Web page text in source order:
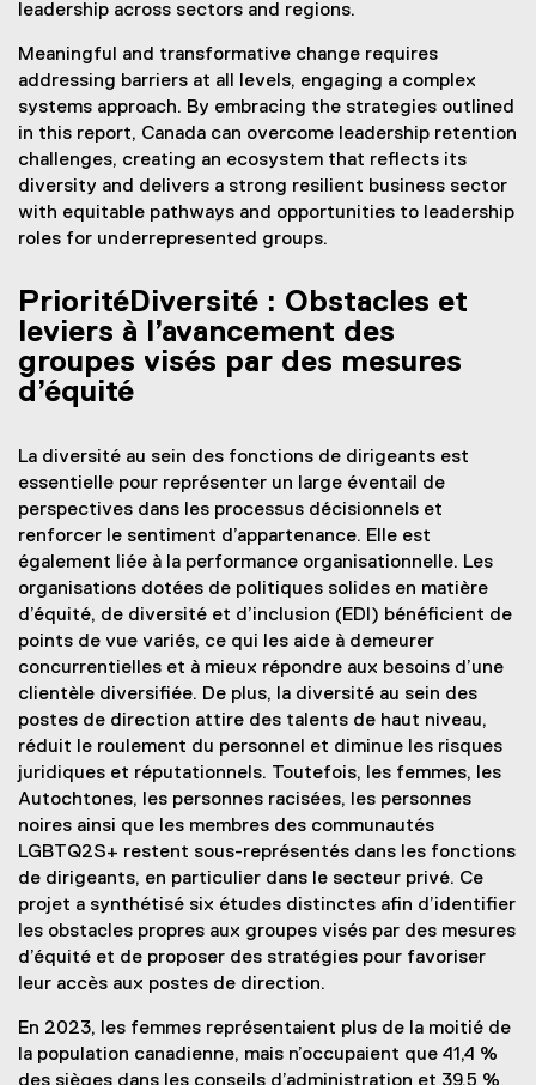
leadership across sectors and regions.
Meaningful and transformative change requires
addressing barriers at all levels, engaging a complex
systems approach. By embracing the strategies outlined
in this report, Canada can overcome leadership retention
challenges, creating an ecosystem that reflects its
diversity and delivers a strong resilient business sector
with equitable pathways and opportunities to leadership
roles for underrepresented groups.
PrioritéDiversité : Obstacles et
leviers à l’avancement des
groupes visés par des mesures
d’équité
La diversité au sein des fonctions de dirigeants est
essentielle pour représenter un large éventail de
perspectives dans les processus décisionnels et
renforcer le sentiment d’appartenance. Elle est
également liée à la performance organisationnelle. Les
organisations dotées de politiques solides en matière
d’équité, de diversité et d’inclusion (EDI) bénéficient de
points de vue variés, ce qui les aide à demeurer
concurrentielles et à mieux répondre aux besoins d’une
clientèle diversifiée. De plus, la diversité au sein des
postes de direction attire des talents de haut niveau,
réduit le roulement du personnel et diminue les risques
juridiques et réputationnels. Toutefois, les femmes, les
Autochtones, les personnes racisées, les personnes
noires ainsi que les membres des communautés
LGBTQ2S+ restent sous-représentés dans les fonctions
de dirigeants, en particulier dans le secteur privé. Ce
projet a synthétisé six études distinctes afin d’identifier
les obstacles propres aux groupes visés par des mesures
d’équité et de proposer des stratégies pour favoriser
leur accès aux postes de direction.
En 2023, les femmes représentaient plus de la moitié de
la population canadienne, mais n’occupaient que 41,4 %